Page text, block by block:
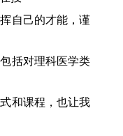
自己的才能，谨
括对理科医学类
和课程，也让我